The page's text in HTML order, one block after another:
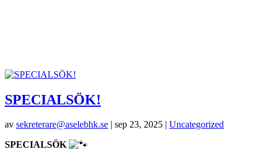
SPECIALSÖK!
av sekreterare@aselebhk.se | sep 23, 2025 | Uncategorized
SPECIALSÖK